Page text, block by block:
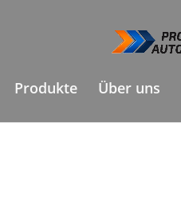
Produkte Über uns